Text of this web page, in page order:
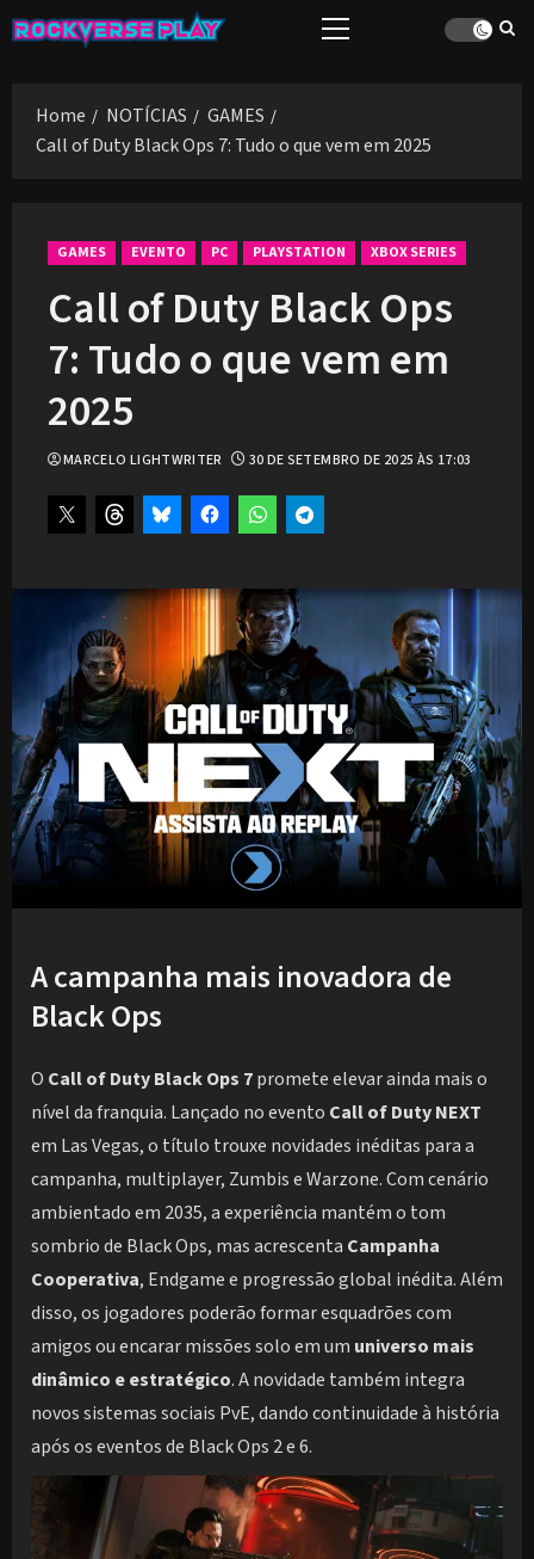
Skip
to
Primary
Home
NOTÍCIAS
GAMES
Call of Duty Black Ops 7: Tudo o que vem em 2025
GAMES EVENTO PC PLAYSTATION XBOX SERIES
Call of Duty Black Ops
7: Tudo o que vem em
2025
MARCELO LIGHTWRITER 30 DE SETEMBRO DE 2025 ÀS 17:03
A campanha mais inovadora de
Black Ops
O Call of Duty Black Ops 7promete elevar ainda mais o
nível da franquia. Lançado no evento Call of Duty NEXT
em Las Vegas, o título trouxe novidades inéditas para a
campanha, multiplayer, Zumbis e Warzone. Com cenário
ambientado em 2035, a experiência mantém o tom
sombrio de Black Ops, mas acrescenta Campanha
Cooperativa, Endgame e progressão global inédita. Além
disso, os jogadores poderão formar esquadrões com
amigos ou encarar missões solo em um universo mais
dinâmico e estratégico. A novidade também integra
novos sistemas sociais PvE, dando continuidade à história
após os eventos de Black Ops 2 e 6.